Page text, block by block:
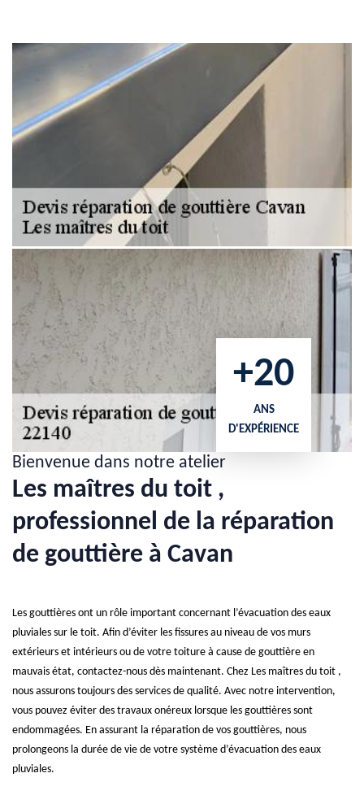
+20
ANS
D'EXPÉRIENCE
Bienvenue dans notre atelier
Les maîtres du toit ,
professionnel de la réparation
de gouttière à Cavan
Les gouttières ont un rôle important concernant l’évacuation des eaux
pluviales sur le toit. Afin d’éviter les fissures au niveau de vos murs
extérieurs et intérieurs ou de votre toiture à cause de gouttière en
mauvais état, contactez-nous dès maintenant. Chez Les maîtres du toit ,
nous assurons toujours des services de qualité. Avec notre intervention,
vous pouvez éviter des travaux onéreux lorsque les gouttières sont
endommagées. En assurant la réparation de vos gouttières, nous
prolongeons la durée de vie de votre système d’évacuation des eaux
pluviales.